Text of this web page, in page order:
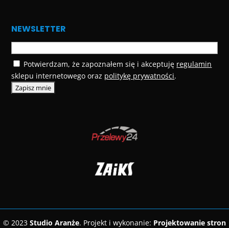
NEWSLETTER
Potwierdzam, że zapoznałem się i akceptuję regulamin
sklepu internetowego oraz politykę prywatności.
© 2023 Studio Aranże. Projekt i wykonanie: Projektowanie stron